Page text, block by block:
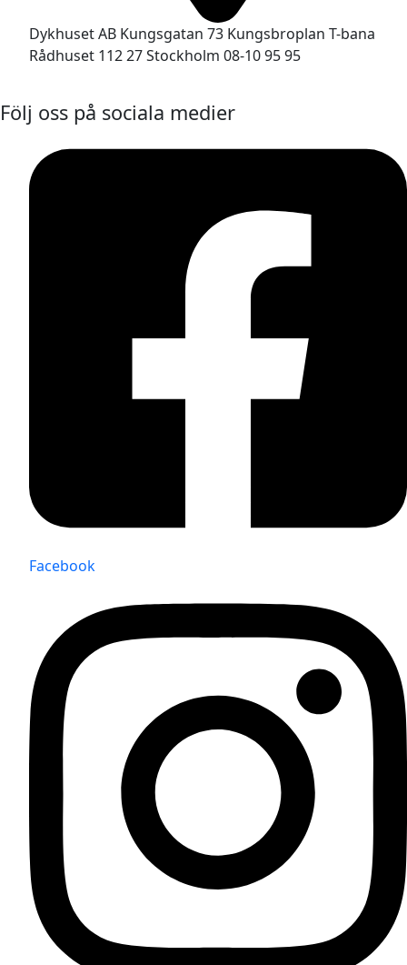
Dykhuset AB Kungsgatan 73 Kungsbroplan T-bana
Rådhuset 112 27 Stockholm 08-10 95 95
Följ oss på sociala medier
Facebook